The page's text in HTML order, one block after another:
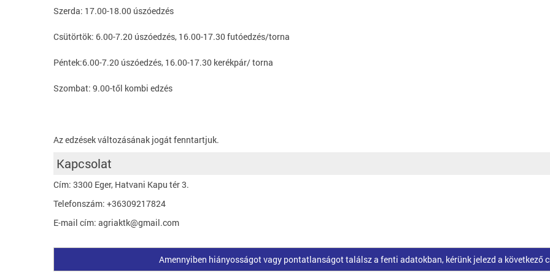
Szerda: 17.00-18.00 úszóedzés
Csütörtök: 6.00-7.20 úszóedzés, 16.00-17.30 futóedzés/torna
Péntek:6.00-7.20 úszóedzés, 16.00-17.30 kerékpár/ torna
Szombat: 9.00-től kombi edzés
Az edzések változásának jogát fenntartjuk.
Kapcsolat
Cím: 3300 Eger, Hatvani Kapu tér 3.
Telefonszám: +36309217824
E-mail cím: agriaktk@gmail.com
Amennyiben hiányosságot vagy pontatlanságot találsz a fenti adatokban, kérünk jelezd a következő